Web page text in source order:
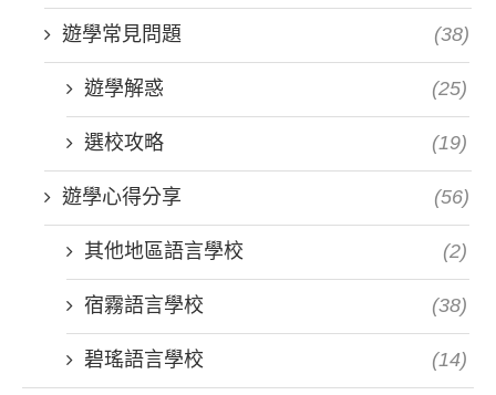
遊學常見問題 (38)
遊學解惑 (25)
選校攻略 (19)
遊學心得分享 (56)
其他地區語言學校 (2)
宿霧語言學校 (38)
碧瑤語言學校 (14)